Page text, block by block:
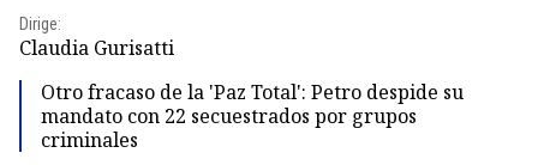
Dirige:
Claudia Gurisatti
Otro fracaso de la 'Paz Total': Petro despide su
mandato con 22 secuestrados por grupos
criminales